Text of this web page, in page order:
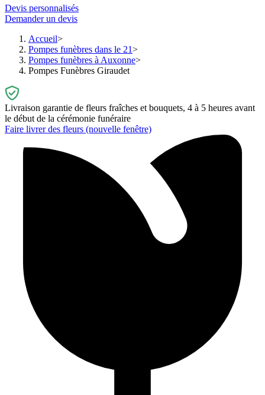
Devis personnalisés
Demander un devis
Accueil
Pompes funèbres dans le 21
Pompes funèbres à Auxonne
Pompes Funèbres Giraudet
Livraison garantie de fleurs fraîches et bouquets, 4 à 5 heures avant
le début de la cérémonie funéraire
Faire livrer des fleurs (nouvelle fenêtre)